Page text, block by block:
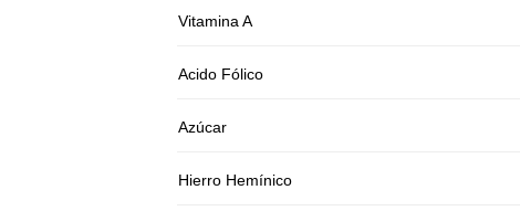
Vitamina A
Acido Fólico
Azúcar
Hierro Hemínico